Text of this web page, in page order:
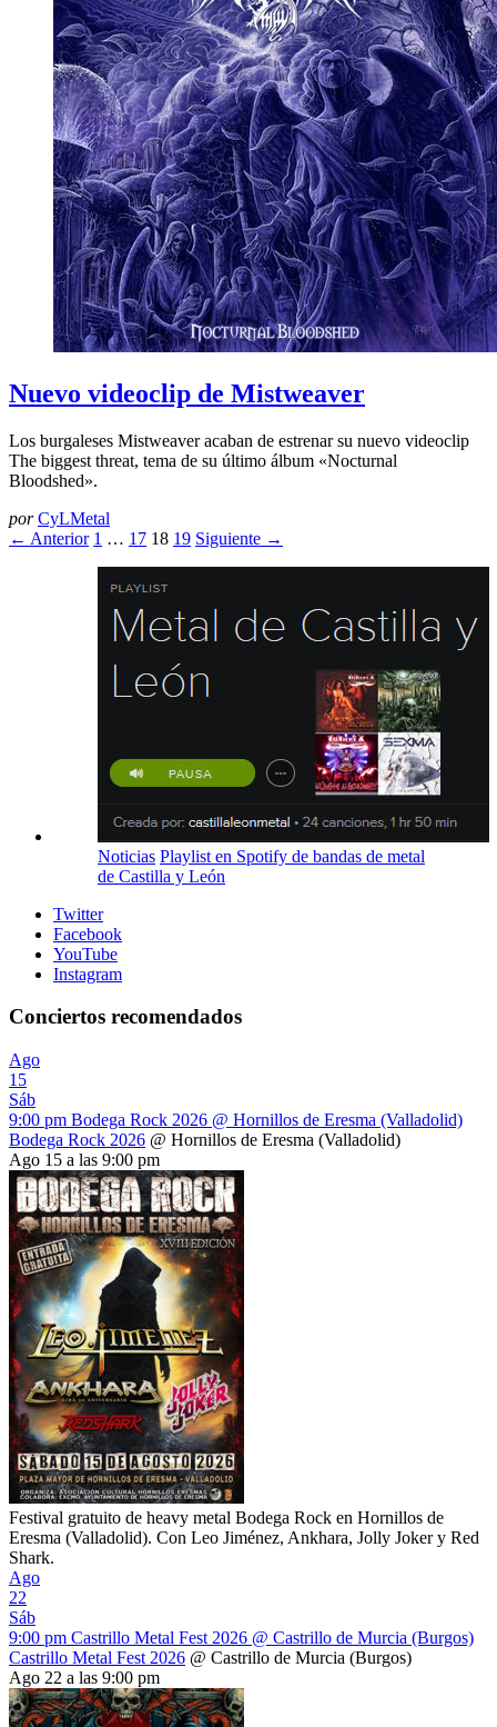
Nuevo videoclip de Mistweaver
Los burgaleses Mistweaver acaban de estrenar su nuevo videoclip
The biggest threat, tema de su último álbum «Nocturnal
Bloodshed».
por CyLMetal
← Anterior 1 … 17 18 19 Siguiente →
Noticias Playlist en Spotify de bandas de metal
de Castilla y León
Twitter
Facebook
YouTube
Instagram
Conciertos recomendados
Ago
15
Sáb
9:00 pm Bodega Rock 2026 @ Hornillos de Eresma (Valladolid)
Bodega Rock 2026 @ Hornillos de Eresma (Valladolid)
Ago 15 a las 9:00 pm
Festival gratuito de heavy metal Bodega Rock en Hornillos de
Eresma (Valladolid). Con Leo Jiménez, Ankhara, Jolly Joker y Red
Shark.
Ago
22
Sáb
9:00 pm Castrillo Metal Fest 2026 @ Castrillo de Murcia (Burgos)
Castrillo Metal Fest 2026 @ Castrillo de Murcia (Burgos)
Ago 22 a las 9:00 pm